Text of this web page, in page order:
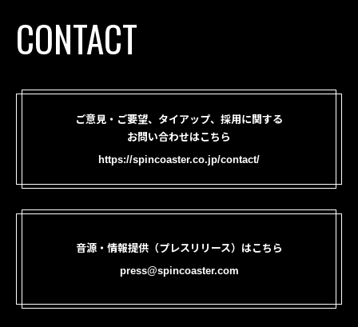
CONTACT
ご意見・ご要望、タイアップ、採用に関する
お問い合わせはこちら
https://spincoaster.co.jp/contact/
音源・情報提供（プレスリリース）はこちら
press@spincoaster.com